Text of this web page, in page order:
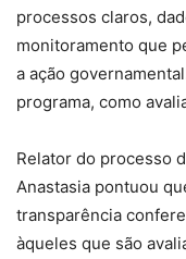
processos claros,
monitoramento que
a ação
programa, como
Relator do processo
Anastasia pontuou
transparência
àqueles que são